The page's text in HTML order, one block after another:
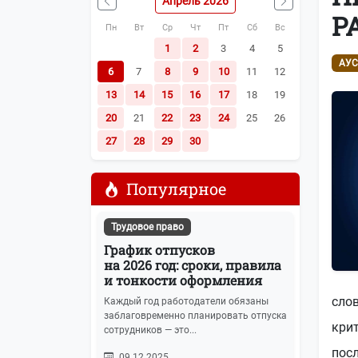
Наша почта:info@buhot4et.ru
Позвоните нам по номерам:(495) 796-
Пн Вт Ср Чт Пт Сб Вс
1 2 3 4
5
6
7 8 9 10 11
12
13
14 15 16 17 18
19
20
21 22 23 24 25
26
27
28 29 30
Популярное
Трудовое право
График отпусков
на 2026 год: сроки, правила
и тонкости оформления
Каждый год работодатели обязаны
заблаговременно планировать отпуска
сотрудников — это...